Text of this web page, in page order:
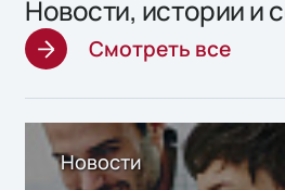
Новости, истории и
Смотреть все
Новости